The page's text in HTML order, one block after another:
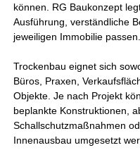
können. RG Baukonzept
Ausführung, verständliche
jeweiligen Immobilie passen.
Trockenbau eignet sich
Büros, Praxen,
Objekte. Je nach Projekt
beplankte Konstruktionen,
Schallschutzmaßnahmen
Innenausbau umgesetzt